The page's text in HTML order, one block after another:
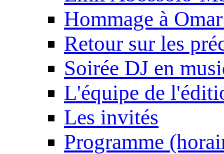
Hommage à
Retour sur les
Soirée DJ en
L'équipe de
Les invités
Programme